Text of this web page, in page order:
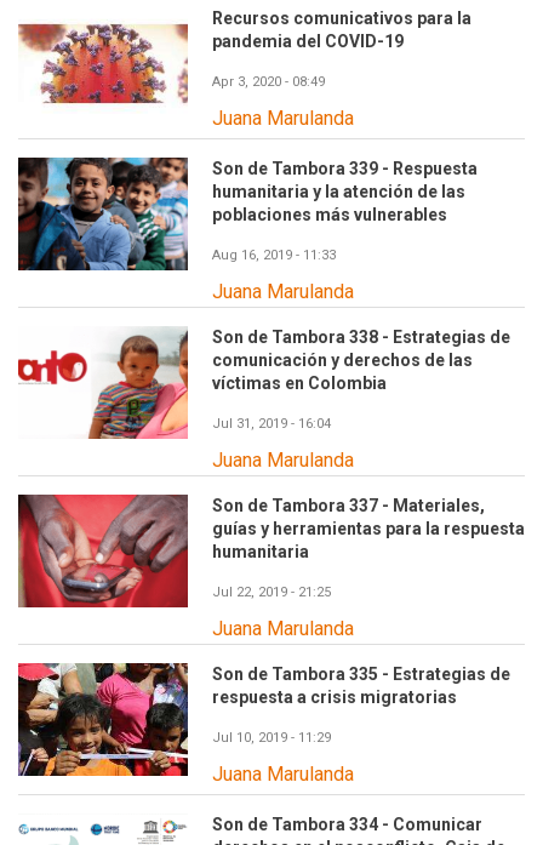
Recursos comunicativos para la
pandemia del COVID-19
Apr 3, 2020 - 08:49
Juana Marulanda
Son de Tambora 339 - Respuesta
humanitaria y la atención de las
poblaciones más vulnerables
Aug 16, 2019 - 11:33
Juana Marulanda
Son de Tambora 338 - Estrategias de
comunicación y derechos de las
víctimas en Colombia
Jul 31, 2019 - 16:04
Juana Marulanda
Son de Tambora 337 - Materiales,
guías y herramientas para la respuesta
humanitaria
Jul 22, 2019 - 21:25
Juana Marulanda
Son de Tambora 335 - Estrategias de
respuesta a crisis migratorias
Jul 10, 2019 - 11:29
Juana Marulanda
Son de Tambora 334 - Comunicar